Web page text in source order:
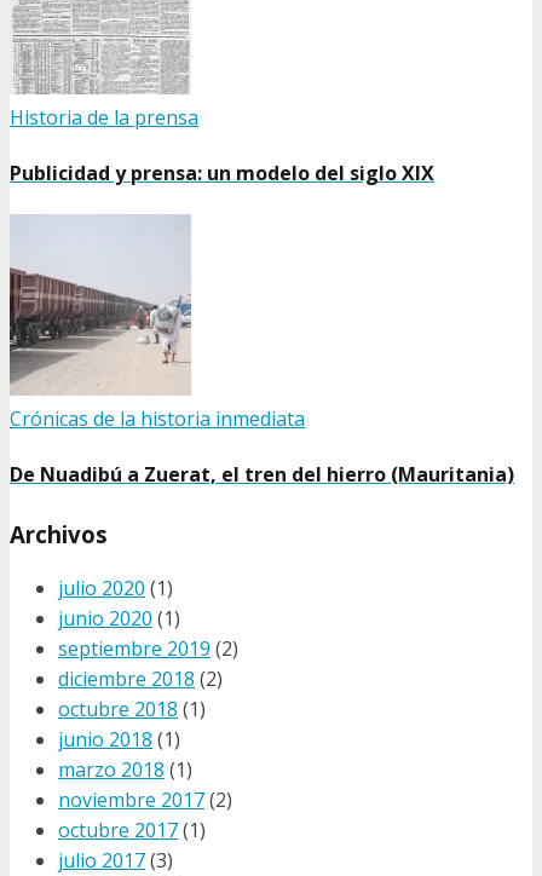
Historia de la prensa
Publicidad y prensa: un modelo del siglo XIX
Crónicas de la historia inmediata
De Nuadibú a Zuerat, el tren del hierro (Mauritania)
Archivos
julio 2020 (1)
junio 2020 (1)
septiembre 2019 (2)
diciembre 2018 (2)
octubre 2018 (1)
junio 2018 (1)
marzo 2018 (1)
noviembre 2017(2)
octubre 2017(1)
julio 2017(3)